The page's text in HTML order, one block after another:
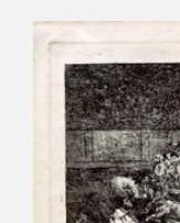
CENTRO DE
ACCIÓN CORPORATIVA
CONTACTO